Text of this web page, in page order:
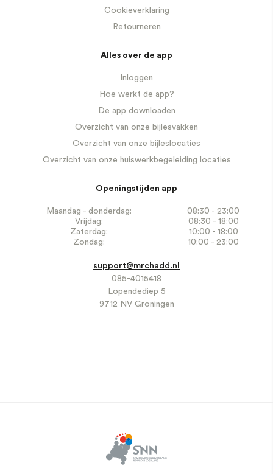
Cookieverklaring
Retourneren
Alles over de app
Inloggen
Hoe werkt de app?
De app downloaden
Overzicht van onze bijlesvakken
Overzicht van onze bijleslocaties
Overzicht van onze huiswerkbegeleiding locaties
Openingstijden app
Maandag - donderdag:
08:30 - 23:00
Vrijdag:
08:30 - 18:00
Zaterdag:
10:00 - 18:00
Zondag:
10:00 - 23:00
support@mrchadd.nl
085-4015418
Lopendediep 5
9712 NV Groningen